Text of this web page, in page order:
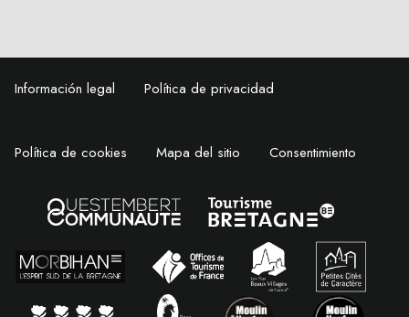
Información legal Política de privacidad
Política de cookies Mapa del sitio Consentimiento